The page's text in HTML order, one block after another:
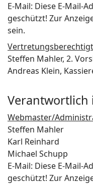
E-Mail: Diese E-Mail-
geschützt! Zur
sein.
Steffen Mahler, 2.
Andreas Klein,
Verantwortlich
Webmaster/
Steffen Mahler
Karl Reinhard
Michael Schupp
E-Mail: Diese E-Mail-
geschützt! Zur